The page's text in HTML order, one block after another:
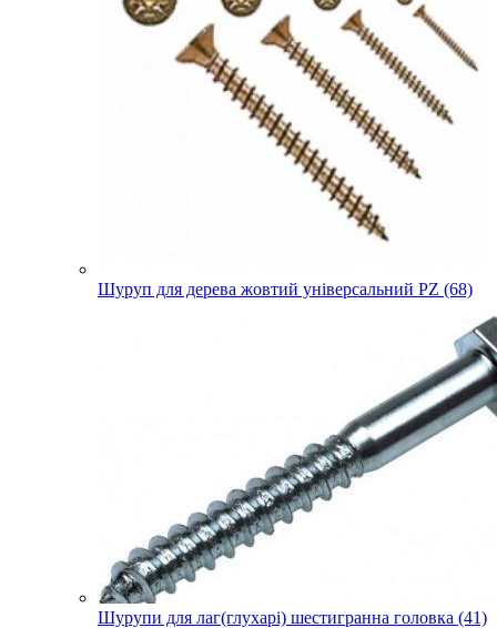
Шуруп для дерева жовтий універсальний PZ (68)
Шурупи для лаг(глухарі) шестигранна головка (41)